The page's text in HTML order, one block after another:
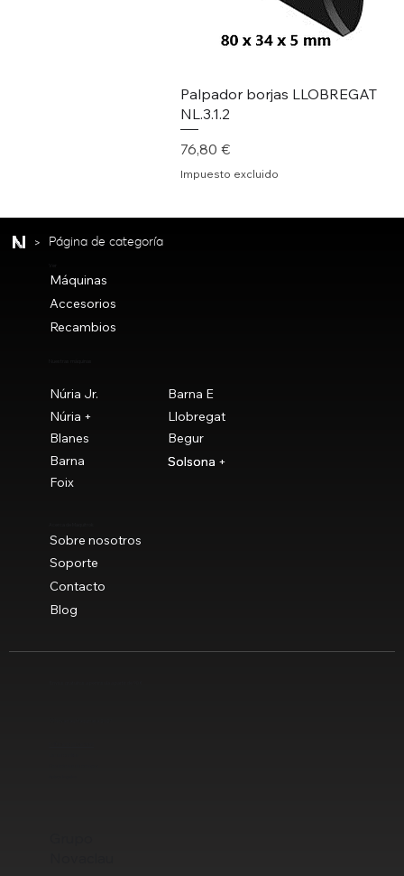
Palpador borjas LLOBREGAT
NL.3.1.2
Precio
76,80 €
Impuesto excluido
> Página de categoría
Máquinas
Accesorios
Recambios
Núria Jr.
Barna E
Núria +
Llobregat
Blanes
Begur
Barna
Solsona
Foix
Solsona +
Sobre nosotros
Soporte
Contacto
Blog